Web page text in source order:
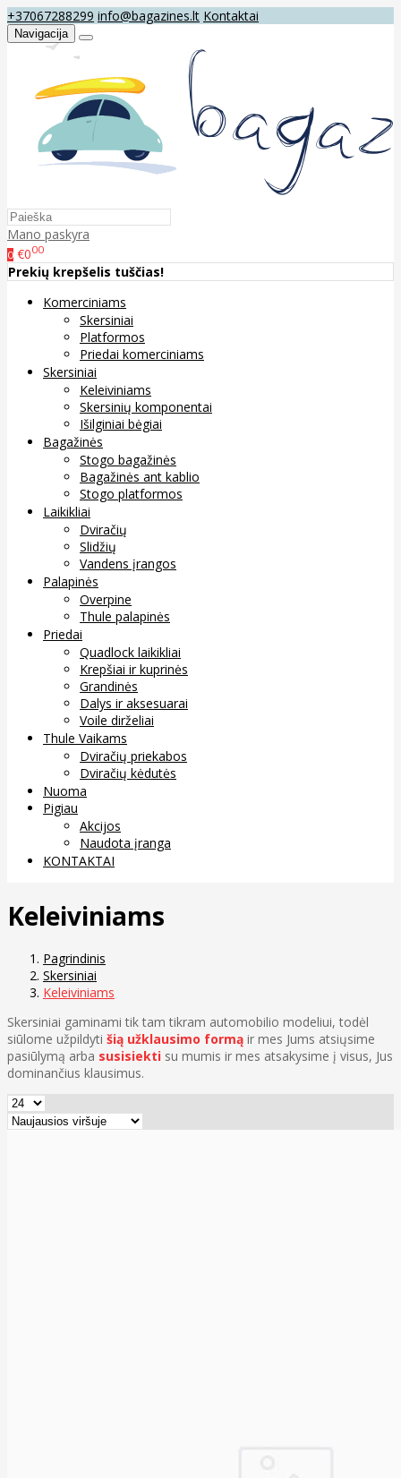
+37067288299 info@bagazines.lt Kontaktai
Navigacija
Mano paskyra
0 €000
Prekių krepšelis tuščias!
Komerciniams
Skersiniai
Platformos
Priedai komerciniams
Skersiniai
Keleiviniams
Skersinių komponentai
Išilginiai bėgiai
Bagažinės
Stogo bagažinės
Bagažinės ant kablio
Stogo platformos
Laikikliai
Dviračių
Slidžių
Vandens įrangos
Palapinės
Overpine
Thule palapinės
Priedai
Quadlock laikikliai
Krepšiai ir kuprinės
Grandinės
Dalys ir aksesuarai
Voile dirželiai
Thule Vaikams
Dviračių priekabos
Dviračių kėdutės
Nuoma
Pigiau
Akcijos
Naudota įranga
KONTAKTAI
Keleiviniams
Pagrindinis
Skersiniai
Keleiviniams
Skersiniai gaminami tik tam tikram automobilio modeliui, todėl
siūlome užpildyti šią užklausimo formą ir mes Jums atsiųsime
pasiūlymą arba susisiekti su mumis ir mes atsakysime į visus, Jus
dominančius klausimus.